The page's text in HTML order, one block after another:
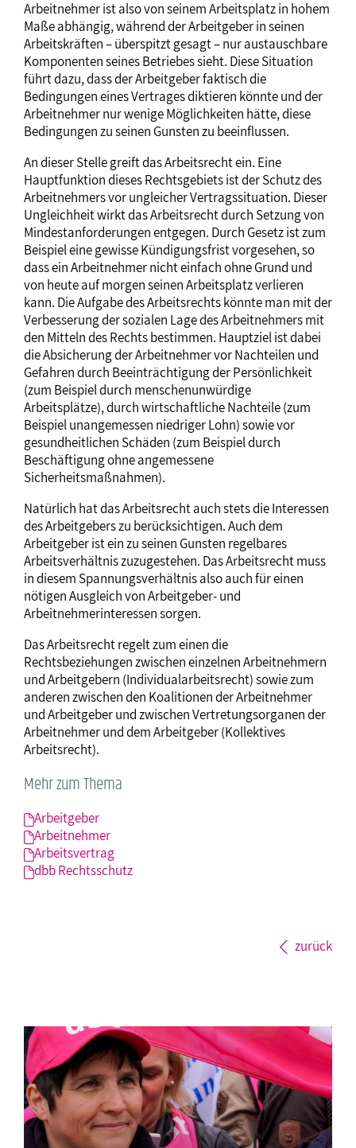
Arbeitnehmer ist also von seinem Arbeitsplatz in hohem
Maße abhängig, während der Arbeitgeber in seinen
Arbeitskräften – überspitzt gesagt – nur austauschbare
Komponenten seines Betriebes sieht. Diese Situation
führt dazu, dass der Arbeitgeber faktisch die
Bedingungen eines Vertrages diktieren könnte und der
Arbeitnehmer nur wenige Möglichkeiten hätte, diese
Bedingungen zu seinen Gunsten zu beeinflussen.
An dieser Stelle greift das Arbeitsrecht ein. Eine
Hauptfunktion dieses Rechtsgebiets ist der Schutz des
Arbeitnehmers vor ungleicher Vertragssituation. Dieser
Ungleichheit wirkt das Arbeitsrecht durch Setzung von
Mindestanforderungen entgegen. Durch Gesetz ist zum
Beispiel eine gewisse Kündigungsfrist vorgesehen, so
dass ein Arbeitnehmer nicht einfach ohne Grund und
von heute auf morgen seinen Arbeitsplatz verlieren
kann. Die Aufgabe des Arbeitsrechts könnte man mit der
Verbesserung der sozialen Lage des Arbeitnehmers mit
den Mitteln des Rechts bestimmen. Hauptziel ist dabei
die Absicherung der Arbeitnehmer vor Nachteilen und
Gefahren durch Beeinträchtigung der Persönlichkeit
(zum Beispiel durch menschenunwürdige
Arbeitsplätze), durch wirtschaftliche Nachteile (zum
Beispiel unangemessen niedriger Lohn) sowie vor
gesundheitlichen Schäden (zum Beispiel durch
Beschäftigung ohne angemessene
Sicherheitsmaßnahmen).
Natürlich hat das Arbeitsrecht auch stets die Interessen
des Arbeitgebers zu berücksichtigen. Auch dem
Arbeitgeber ist ein zu seinen Gunsten regelbares
Arbeitsverhältnis zuzugestehen. Das Arbeitsrecht muss
in diesem Spannungsverhältnis also auch für einen
nötigen Ausgleich von Arbeitgeber- und
Arbeitnehmerinteressen sorgen.
Das Arbeitsrecht regelt zum einen die
Rechtsbeziehungen zwischen einzelnen Arbeitnehmern
und Arbeitgebern (Individualarbeitsrecht) sowie zum
anderen zwischen den Koalitionen der Arbeitnehmer
und Arbeitgeber und zwischen Vertretungsorganen der
Arbeitnehmer und dem Arbeitgeber (Kollektives
Arbeitsrecht).
Mehr zum Thema
Arbeitgeber
Arbeitnehmer
Arbeitsvertrag
dbb Rechtsschutz
zurück